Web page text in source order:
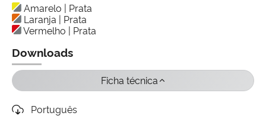
Amarelo | Prata
Laranja | Prata
Vermelho | Prata
Downloads
Ficha técnica
Português